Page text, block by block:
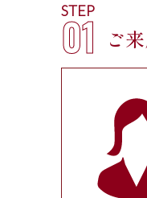
STEP
01 ご